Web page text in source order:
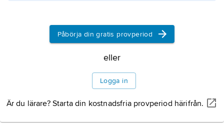
Information om artikeln
Påbörja din gratis provperiod
eller
Logga in
Är du lärare? Starta din kostnadsfria provperiod härifrån.